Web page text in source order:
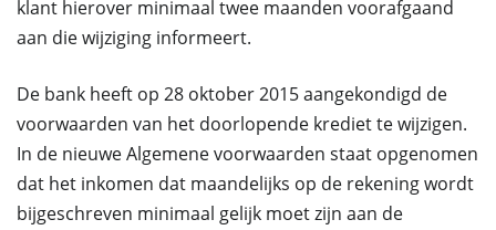
klant hierover minimaal twee maanden voorafgaand
aan die wijziging informeert.
De bank heeft op 28 oktober 2015 aangekondigd de
voorwaarden van het doorlopende krediet te wijzigen.
In de nieuwe Algemene voorwaarden staat opgenomen
dat het inkomen dat maandelijks op de rekening wordt
bijgeschreven minimaal gelijk moet zijn aan de